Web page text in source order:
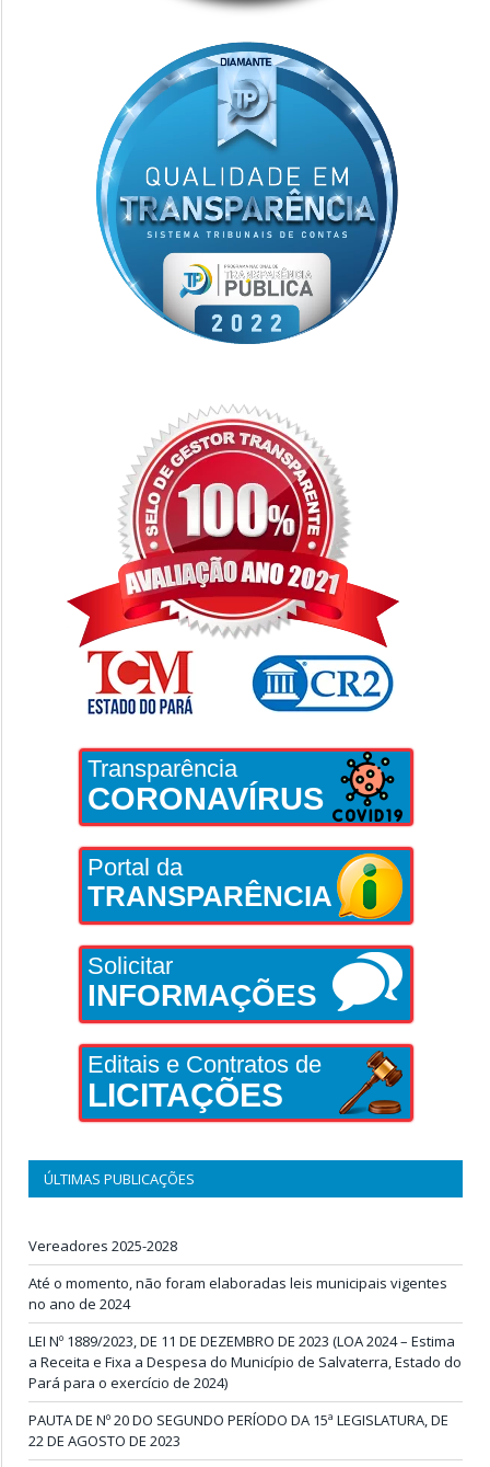
Transparência
CORONAVÍRUS
Portal da
TRANSPARÊNCIA
Solicitar
INFORMAÇÕES
Editais e Contratos de
LICITAÇÕES
ÚLTIMAS PUBLICAÇÕES
Vereadores 2025-2028
Até o momento, não foram elaboradas leis municipais vigentes
no ano de 2024
LEI Nº 1889/2023, DE 11 DE DEZEMBRO DE 2023 (LOA 2024 – Estima
a Receita e Fixa a Despesa do Município de Salvaterra, Estado do
Pará para o exercício de 2024)
PAUTA DE Nº 20 DO SEGUNDO PERÍODO DA 15ª LEGISLATURA, DE
22 DE AGOSTO DE 2023